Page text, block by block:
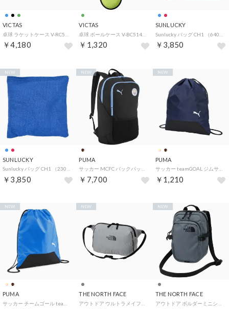
VICTAS
￥4,180
VICTAS
￥1,320
SUNLUCKY
￥3,850
SUNLUCKY
￥3,850
NEW
PUMA
￥7,700
NEW
PUMA
サッカー teamGOAL ジムサック バッグ シューズケース ランドリーバッグ 持ち運び 荷物入れ 移動 かばん 着替え袋 部活 （05 PUMANAVY-PUMABLACK）
￥1,210
NEW
PUMA
NEW
THE NORTH FACE
NEW
THE NORTH FACE
NEW